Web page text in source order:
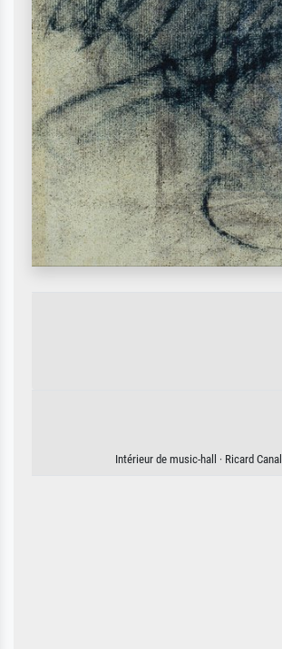
Intérieur de music-hall · Ricard